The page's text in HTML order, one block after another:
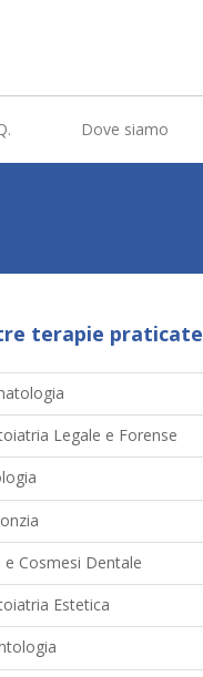
Dove siamo
terapie praticate
Legale e Forense
e Cosmesi Dentale
Estetica